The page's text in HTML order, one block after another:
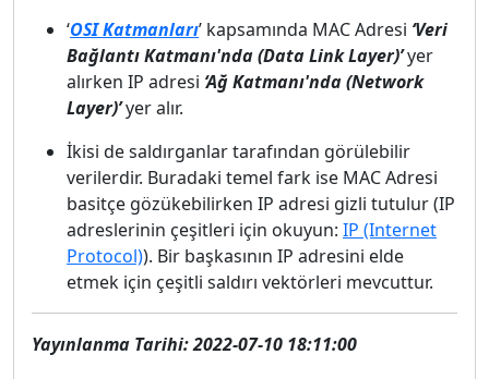
‘OSI Katmanları’ kapsamında MAC Adresi ‘Veri
Bağlantı Katmanı'nda (Data Link Layer)’yer
alırken IP adresi ‘Ağ Katmanı'nda (Network
Layer)’yer alır.
İkisi de saldırganlar tarafından görülebilir
verilerdir. Buradaki temel fark ise MAC Adresi
basitçe gözükebilirken IP adresi gizli tutulur (IP
adreslerinin çeşitleri için okuyun: IP (Internet
Protocol)). Bir başkasının IP adresini elde
etmek için çeşitli saldırı vektörleri mevcuttur.
Yayınlanma Tarihi: 2022-07-10 18:11:00